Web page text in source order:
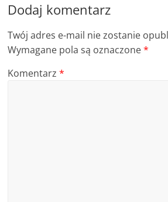
Dodaj komentarz
Twój adres e-mail nie zostanie
Wymagane pola są oznaczone*
Komentarz*